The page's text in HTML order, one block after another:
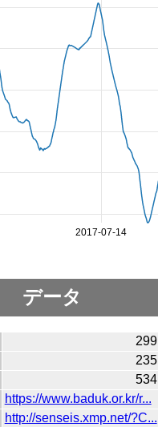
2017-07-14
データ
299
235
534
https://www.baduk.or.kr/r...
http://senseis.xmp.net/?C...